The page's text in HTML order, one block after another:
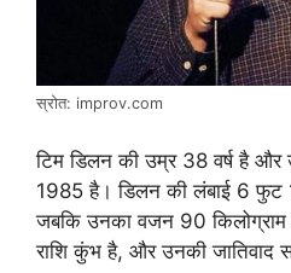
स्रोत: improv.com
टिम डिलन की उम्र 38 वर्ष है
1985 है। डिलन की लंबाई 6 फुट
जबकि उनका वजन 90
राशि कुंभ है, और उनकी जातिवाद